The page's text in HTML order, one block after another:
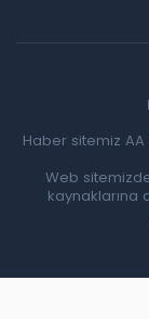
Haber sitemiz AA
Web
kaynaklarına